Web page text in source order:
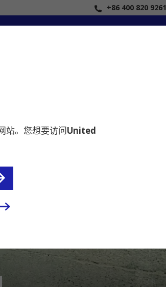
+86 400 820 9261
站。您想要访问United